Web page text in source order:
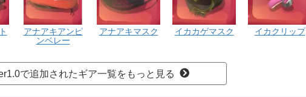
アナアキアンピ
ンベレー
アナアキマスク イカカゲマスク イカクリップ
で追加されたギア一覧をもっと見る